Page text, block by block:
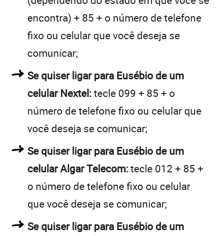
encontra) + 85 + o número de telefone
fixo ou celular que você deseja se
comunicar;
Se quiser ligar para Eusébio de um
celular Nextel:tecle 099 + 85 + o
número de telefone fixo ou celular que
você deseja se comunicar;
Se quiser ligar para Eusébio de um
celular Algar Telecom:tecle 012 + 85 +
o número de telefone fixo ou celular
que você deseja se comunicar;
Se quiser ligar para Eusébio de um